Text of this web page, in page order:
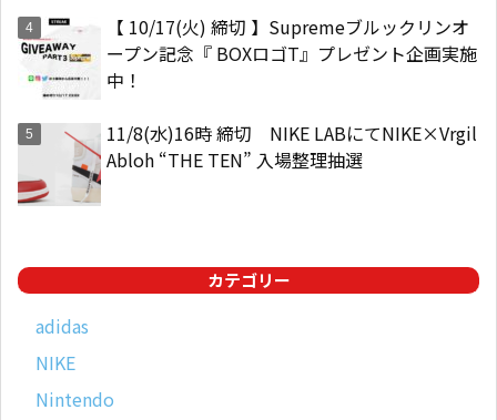
【 10/17(火) 締切 】Supremeブルックリンオ
ープン記念『 BOXロゴT』プレゼント企画実施
中！
11/8(水)16時 締切 NIKE LABにてNIKE×Vrgil
Abloh “THE TEN” 入場整理抽選
カテゴリー
adidas
NIKE
Nintendo